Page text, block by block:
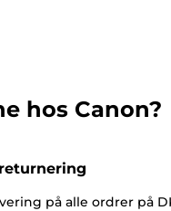
hos Canon?
på alle ordrer på